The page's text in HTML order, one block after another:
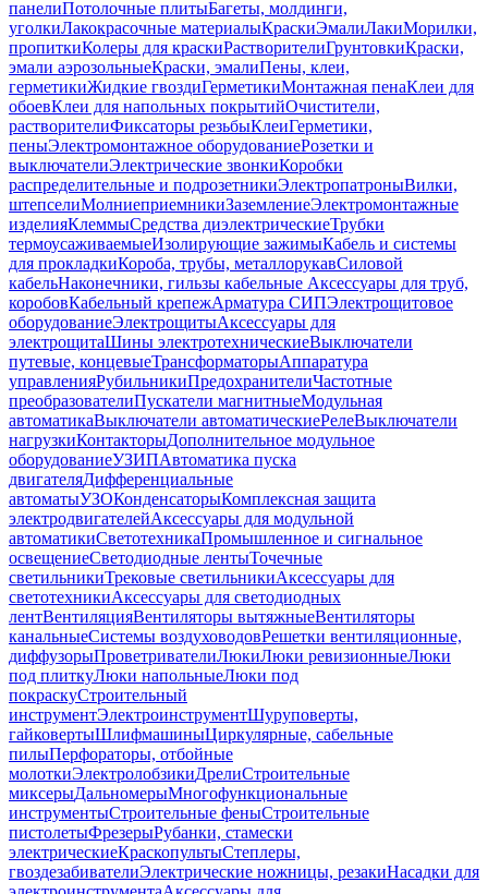
панелиПотолочные плитыБагеты, молдинги,
уголкиЛакокрасочные материалыКраскиЭмалиЛакиМорилки,
пропиткиКолеры для краскиРастворителиГрунтовкиКраски,
эмали аэрозольныеКраски, эмалиПены, клеи,
герметикиЖидкие гвоздиГерметикиМонтажная пенаКлеи для
обоевКлеи для напольных покрытийОчистители,
растворителиФиксаторы резьбыКлеиГерметики,
пеныЭлектромонтажное оборудованиеРозетки и
выключателиЭлектрические звонкиКоробки
распределительные и подрозетникиЭлектропатроныВилки,
штепселиМолниеприемникиЗаземлениеЭлектромонтажные
изделияКлеммыСредства диэлектрическиеТрубки
термоусаживаемыеИзолирующие зажимыКабель и системы
для прокладкиКороба, трубы, металлорукавСиловой
кабельНаконечники, гильзы кабельные Аксессуары для труб,
коробовКабельный крепежАрматура СИПЭлектрощитовое
оборудованиеЭлектрощитыАксессуары для
электрощитаШины электротехническиеВыключатели
путевые, концевыеТрансформаторыАппаратура
управленияРубильникиПредохранителиЧастотные
преобразователиПускатели магнитныеМодульная
автоматикаВыключатели автоматическиеРелеВыключатели
нагрузкиКонтакторыДополнительное модульное
оборудованиеУЗИПАвтоматика пуска
двигателяДифференциальные
автоматыУЗОКонденсаторыКомплексная защита
электродвигателейАксессуары для модульной
автоматикиСветотехникаПромышленное и сигнальное
освещениеСветодиодные лентыТочечные
светильникиТрековые светильникиАксессуары для
светотехникиАксессуары для светодиодных
лентВентиляцияВентиляторы вытяжныеВентиляторы
канальныеСистемы воздуховодовРешетки вентиляционные,
диффузорыПроветривателиЛюкиЛюки ревизионныеЛюки
под плиткуЛюки напольныеЛюки под
покраскуСтроительный
инструментЭлектроинструментШуруповерты,
гайковертыШлифмашиныЦиркулярные, сабельные
пилыПерфораторы, отбойные
молоткиЭлектролобзикиДрелиСтроительные
миксерыДальномерыМногофункциональные
инструментыСтроительные феныСтроительные
пистолетыФрезерыРубанки, стамески
электрическиеКраскопультыСтеплеры,
гвоздезабивателиЭлектрические ножницы, резакиНасадки для